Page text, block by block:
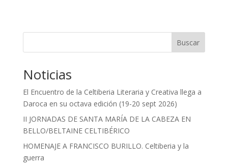
Buscar
Noticias
El Encuentro de la Celtiberia Literaria y Creativa llega a
Daroca en su octava edición (19-20 sept 2026)
II JORNADAS DE SANTA MARÍA DE LA CABEZA EN
BELLO/BELTAINE CELTIBÉRICO
HOMENAJE A FRANCISCO BURILLO. Celtiberia y la
guerra